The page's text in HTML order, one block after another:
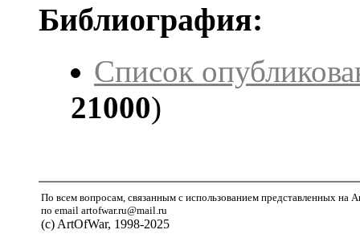
Библиография:
Список
21000)
По всем вопросам, связанным с использованием представленных на
по email artofwar.ru@mail.ru
(с) ArtOfWar, 1998-2025